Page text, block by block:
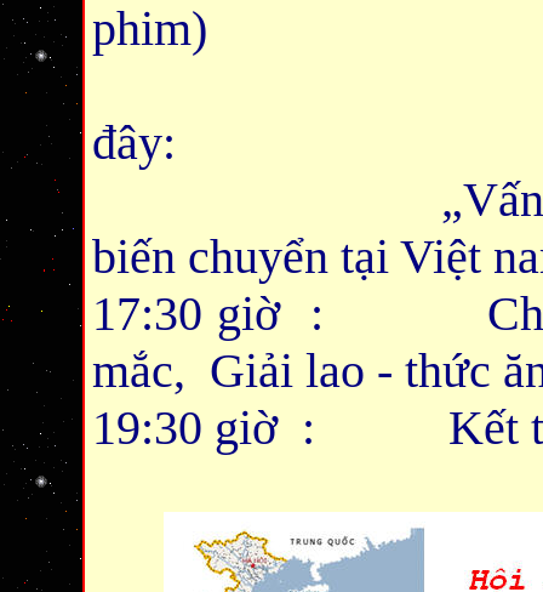
phim)
đây:
„Vấn đề tự
biến chuyển tại Việt
17:30 giờ : Chia
mắc, Giải lao - thức
19:30 giờ : Kết